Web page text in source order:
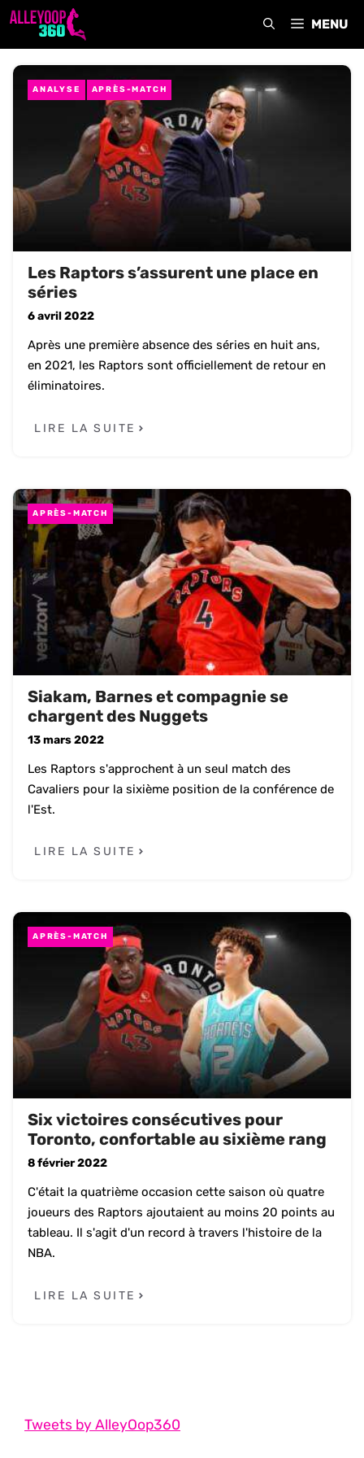
Aller
MENU
ANALYSE APRÈS-MATCH
Les Raptors s’assurent une place en
séries
6 avril 2022
Après une première absence des séries en huit ans,
en 2021, les Raptors sont officiellement de retour en
éliminatoires.
LIRE LA SUITE
APRÈS-MATCH
Siakam, Barnes et compagnie se
chargent des Nuggets
13 mars 2022
Les Raptors s'approchent à un seul match des
Cavaliers pour la sixième position de la conférence de
l'Est.
LIRE LA SUITE
APRÈS-MATCH
Six victoires consécutives pour
Toronto, confortable au sixième rang
8 février 2022
C'était la quatrième occasion cette saison où quatre
joueurs des Raptors ajoutaient au moins 20 points au
tableau. Il s'agit d'un record à travers l'histoire de la
NBA.
LIRE LA SUITE
Tweets by AlleyOop360